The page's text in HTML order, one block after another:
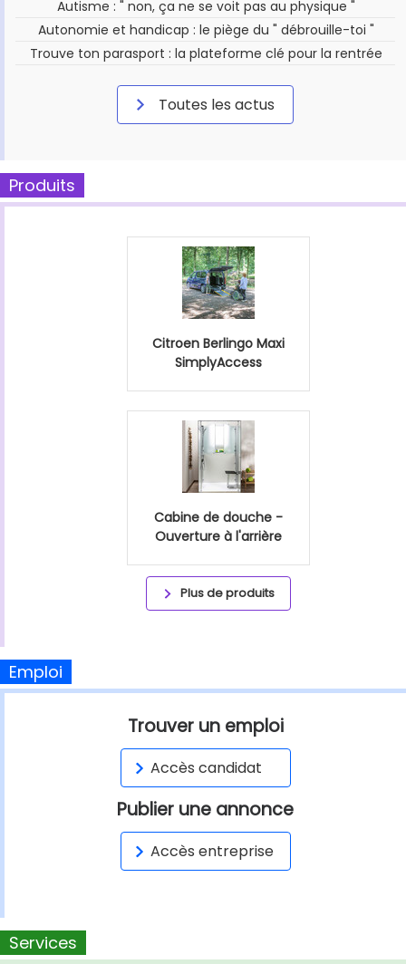
Autisme : " non, ça ne se voit pas au physique "
Autonomie et handicap : le piège du " débrouille-toi "
Trouve ton parasport : la plateforme clé pour la rentrée
Toutes les actus
Produits
Citroen Berlingo Maxi
SimplyAccess
Cabine de douche -
Ouverture à l'arrière
Plus de produits
Emploi
Trouver un emploi
Accès candidat
Publier une annonce
Accès entreprise
Services